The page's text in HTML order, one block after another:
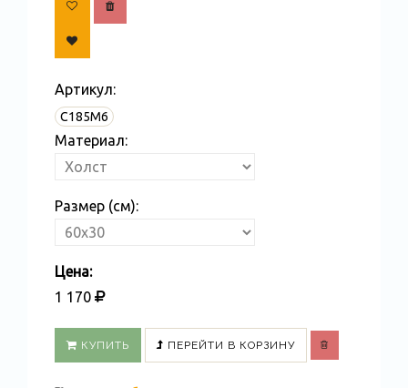
Артикул:
С185M6
Материал:
Размер (см):
Цена:
1 170
КУПИТЬ ПЕРЕЙТИ В КОРЗИНУ